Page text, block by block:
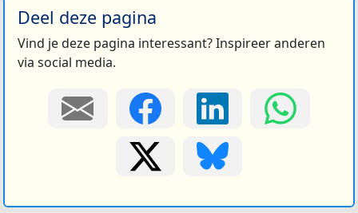
Deel deze pagina
Vind je deze pagina interessant? Inspireer anderen
via social media.